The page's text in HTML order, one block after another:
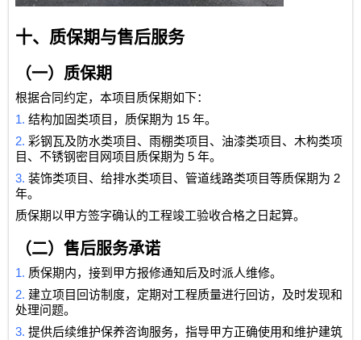
十、质保期与售后服务
（一）质保期
根据合同约定，本项目质保期如下：
1.结构加固类项目，质保期为 15年。
2.彩钢瓦及防水类项目、雨棚类项目、油漆类项目、木构类项
目、不锈钢密目网项目质保期为 5年。
3.装饰类项目、给排水类项目、管道线路类项目等质保期为 2
年。
质保期以甲方签字确认的工程竣工验收合格之日起算。
（二）售后服务承诺
1. 质保期内，接到甲方报修通知后及时派人维修。
2. 建立项目回访制度，定期对工程质量进行回访，及时发现和
处理问题。
3.提供后续维护保养咨询服务，指导甲方正确使用和维护建筑